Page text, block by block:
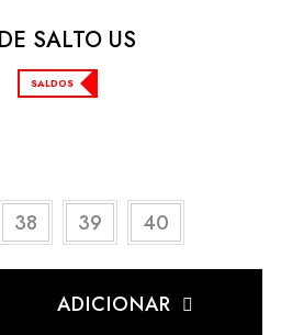
SALTO US
SALDOS
38 39 40
ADICIONAR